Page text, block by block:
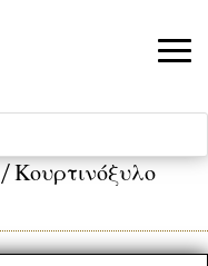
/ Κουρτινόξυλο